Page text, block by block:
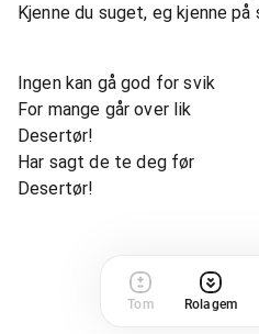
Kjenne du suget, eg kjenne på
Ingen kan gå god for svik
For mange går over lik
Desertør!
Har sagt de te deg før
Desertør!
Tom Rolagem